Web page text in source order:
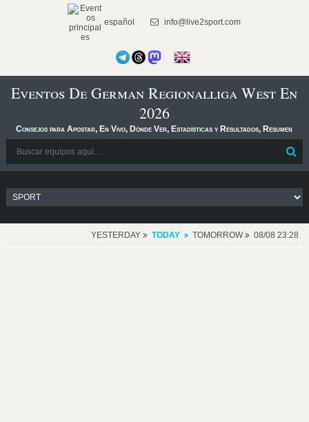
español info@live2sport.com
Eventos De German Regionalliga West En
2026
Consejos para Apostar, En Vivo, Dónde Ver, Estadísticas y Resultados, Resumen
YESTERDAY TODAY TOMORROW 08/08 23:28